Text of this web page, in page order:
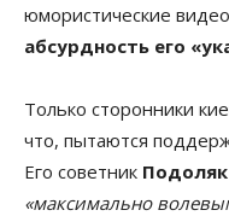
юмористические
абсурдность его
Только сторонники
что, пытаются
Его советник Подоляк
«максимально